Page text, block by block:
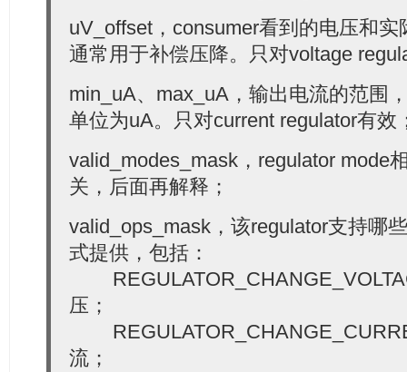
/* regulator suspend states for global PMIC
struct regulator_state state_disk;
struct regulator_state state_mem;
         suspend_state_t initial_state;
/* suspend
/* mode to set on startup */
unsigned int
initial_mode;
unsigned int ramp_delay;
unsigned int enable_time;
unsigned always_on:1; /* regulator never
unsigned boot_on:1; /* bootloader/
unsigned apply_uV:1;
unsigned ramp_disable:1;
uV_offset，consumer看到的电压和
通常用于补偿压降。只对voltage
min_uA、max_uA，输出电流的范围
单位为uA。只对current regulator有效
valid_modes_mask，regulator mode
关，后面再解释；
valid_ops_mask，该regulator支持哪
式提供，包括：
压；
流；